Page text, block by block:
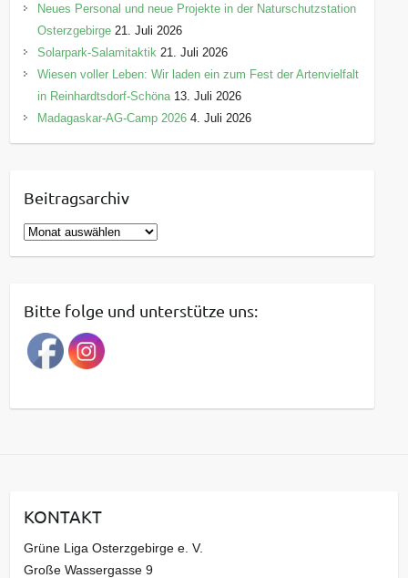
Neues Personal und neue Projekte in der Naturschutzstation
Osterzgebirge 21. Juli 2026
Solarpark-Salamitaktik 21. Juli 2026
Wiesen voller Leben: Wir laden ein zum Fest der Artenvielfalt
in Reinhardtsdorf-Schöna 13. Juli 2026
Madagaskar-AG-Camp 2026 4. Juli 2026
Beitragsarchiv
B
e
r
a
g
a
v
Bitte folge und unterstütze uns:
KONTAKT
Grüne Liga Osterzgebirge e. V.
Große Wassergasse 9